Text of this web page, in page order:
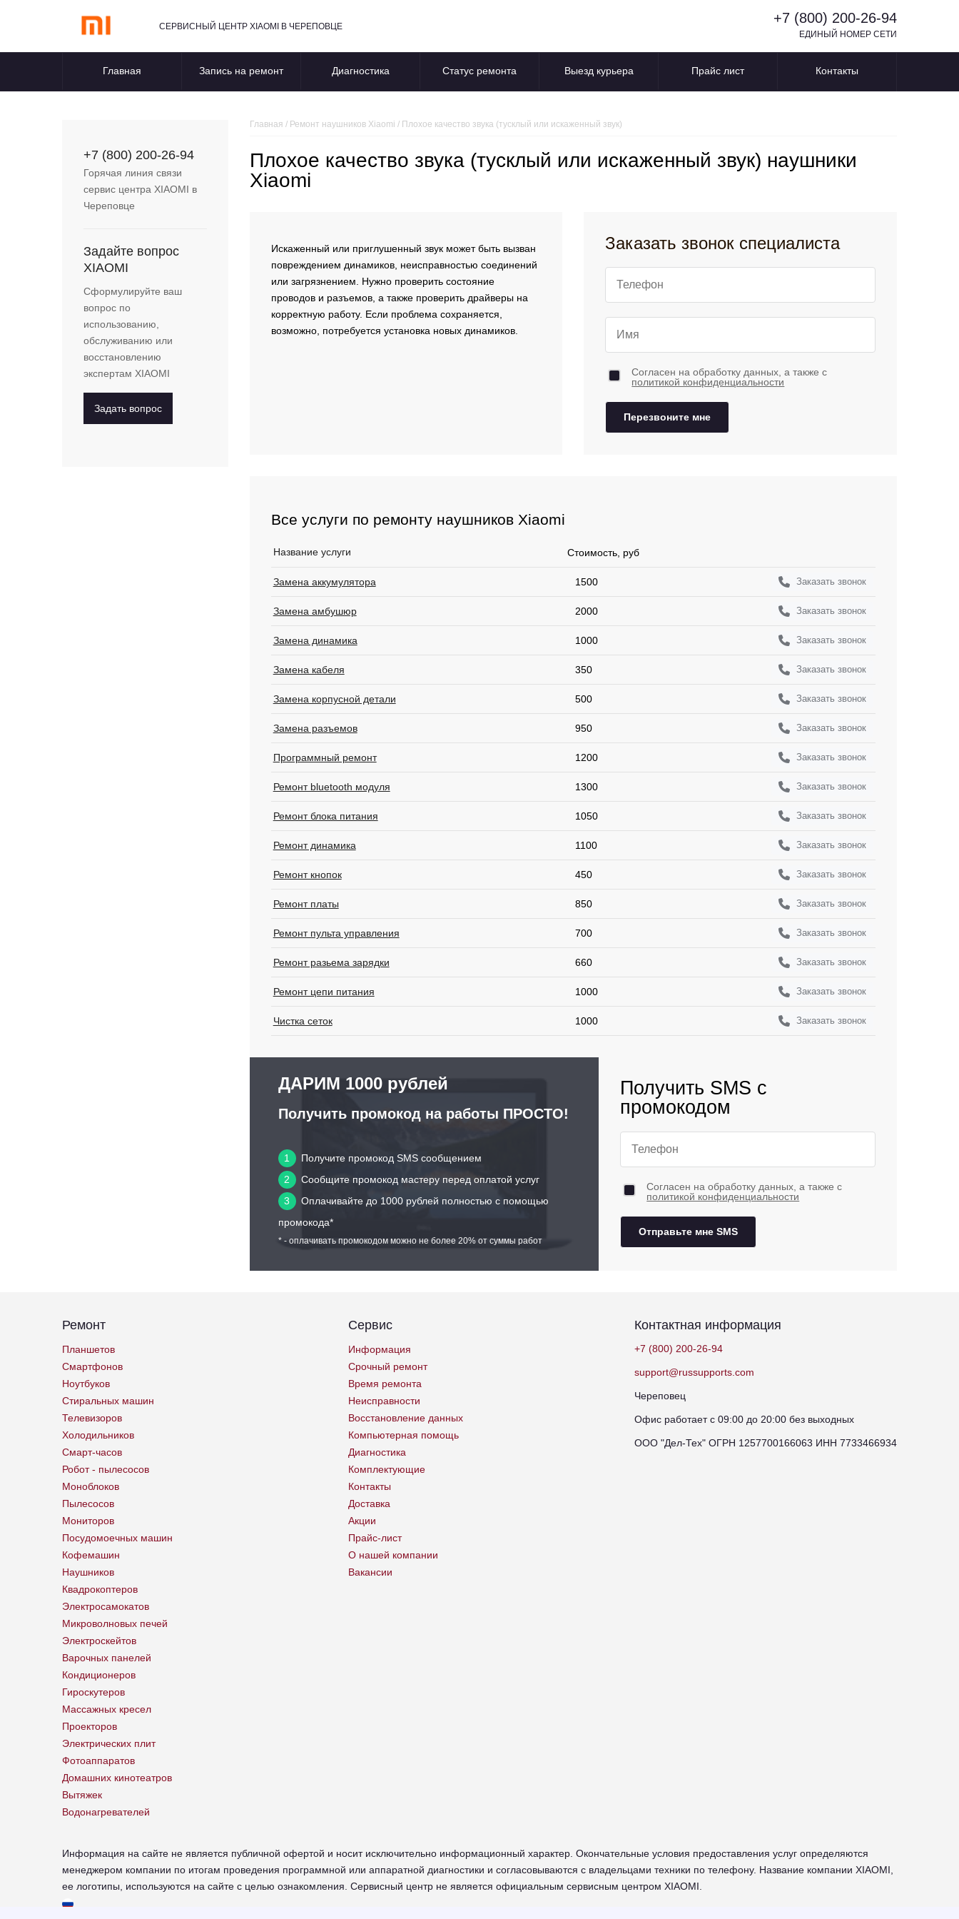
СЕРВИСНЫЙ ЦЕНТР XIAOMI В ЧЕРЕПОВЦЕ
+7 (800) 200-26-94
ЕДИНЫЙ НОМЕР СЕТИ
Главная Запись на ремонт Диагностика Статус ремонта Выезд курьера Прайс лист Контакты
+7 (800) 200-26-94
Горячая линия связи
сервис центра XIAOMI в
Череповце
Задайте вопрос
XIAOMI
Сформулируйте ваш
вопрос по
использованию,
обслуживанию или
восстановлению
экспертам XIAOMI
Задать вопрос
Главная / Ремонт наушников Xiaomi / Плохое качество звука (тусклый или искаженный звук)
Плохое качество звука (тусклый или искаженный звук) наушники
Xiaomi
Искаженный или приглушенный звук может быть вызван
повреждением динамиков, неисправностью соединений
или загрязнением. Нужно проверить состояние
проводов и разъемов, а также проверить драйверы на
корректную работу. Если проблема сохраняется,
возможно, потребуется установка новых динамиков.
Заказать звонок специалиста
Согласен на обработку данных, а также с
политикой конфиденциальности
Перезвоните мне
Все услуги по ремонту наушников Xiaomi
Название услуги Стоимость, руб
Замена аккумулятора 1500 Заказать звонок
Замена амбушюр 2000 Заказать звонок
Замена динамика 1000 Заказать звонок
Замена кабеля 350 Заказать звонок
Замена корпусной детали 500 Заказать звонок
Замена разъемов 950 Заказать звонок
Программный ремонт 1200 Заказать звонок
Ремонт bluetooth модуля 1300 Заказать звонок
Ремонт блока питания 1050 Заказать звонок
Ремонт динамика 1100 Заказать звонок
Ремонт кнопок 450 Заказать звонок
Ремонт платы 850 Заказать звонок
Ремонт пульта управления 700 Заказать звонок
Ремонт разьема зарядки 660 Заказать звонок
Ремонт цепи питания 1000 Заказать звонок
Чистка сеток 1000 Заказать звонок
ДАРИМ 1000 рублей
Получить промокод на работы ПРОСТО!
1
Получите промокод SMS сообщением
2
Сообщите промокод мастеру перед оплатой услуг
3
Оплачивайте до 1000 рублей полностью с помощью
промокода*
* - оплачивать промокодом можно не более 20% от суммы работ
Получить SMS с
промокодом
Согласен на обработку данных, а также с
политикой конфиденциальности
Отправьте мне SMS
Ремонт
Планшетов
Смартфонов
Ноутбуков
Стиральных машин
Телевизоров
Холодильников
Смарт-часов
Робот - пылесосов
Моноблоков
Пылесосов
Мониторов
Посудомоечных машин
Кофемашин
Наушников
Квадрокоптеров
Электросамокатов
Микроволновых печей
Электроскейтов
Варочных панелей
Кондиционеров
Гироскутеров
Массажных кресел
Проекторов
Электрических плит
Фотоаппаратов
Домашних кинотеатров
Вытяжек
Водонагревателей
Сервис
Информация
Срочный ремонт
Время ремонта
Неисправности
Восстановление данных
Компьютерная помощь
Диагностика
Комплектующие
Контакты
Доставка
Акции
Прайс-лист
О нашей компании
Вакансии
Контактная информация
+7 (800) 200-26-94
support@russupports.com
Череповец
Офис работает с 09:00 до 20:00 без выходных
ООО "Дел-Тех" ОГРН 1257700166063 ИНН 7733466934
Информация на сайте не является публичной офертой и носит исключительно информационный характер. Окончательные условия предоставления услуг определяются
менеджером компании по итогам проведения программной или аппаратной диагностики и согласовываются с владельцами техники по телефону. Название компании XIAOMI,
ее логотипы, используются на сайте с целью ознакомления. Сервисный центр не является официальным сервисным центром XIAOMI.